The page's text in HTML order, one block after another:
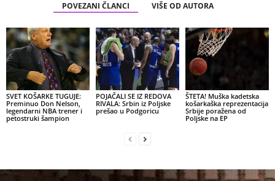
POVEZANI ČLANCI VIŠE OD AUTORA
SVET KOŠARKE TUGUJE:
Preminuo Don Nelson,
legendarni NBA trener i
petostruki šampion
POJAČALI SE IZ REDOVA
RIVALA: Srbin iz Poljske
prešao u Podgoricu
ŠTETA! Muška kadetska
košarkaška reprezentacija
Srbije poražena od
Poljske na EP